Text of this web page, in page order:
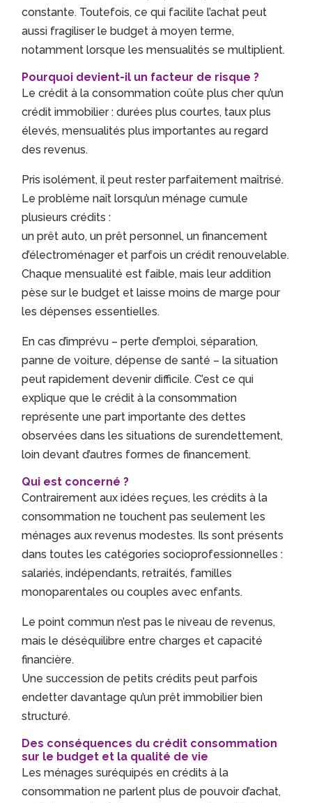
constante. Toutefois, ce qui facilite l’achat peut
aussi fragiliser le budget à moyen terme,
notamment lorsque les mensualités se multiplient.
Pourquoi devient-il un facteur de risque ?
Le crédit à la consommation coûte plus cher qu’un
crédit immobilier : durées plus courtes, taux plus
élevés, mensualités plus importantes au regard
des revenus.
Pris isolément, il peut rester parfaitement maîtrisé.
Le problème naît lorsqu’un ménage cumule
plusieurs crédits :
un prêt auto, un prêt personnel, un financement
d’électroménager et parfois un crédit renouvelable.
Chaque mensualité est faible, mais leur addition
pèse sur le budget et laisse moins de marge pour
les dépenses essentielles.
En cas d’imprévu – perte d’emploi, séparation,
panne de voiture, dépense de santé – la situation
peut rapidement devenir difficile. C’est ce qui
explique que le crédit à la consommation
représente une part importante des dettes
observées dans les situations de surendettement,
loin devant d’autres formes de financement.
Qui est concerné ?
Contrairement aux idées reçues, les crédits à la
consommation ne touchent pas seulement les
ménages aux revenus modestes. Ils sont présents
dans toutes les catégories socioprofessionnelles :
salariés, indépendants, retraités, familles
monoparentales ou couples avec enfants.
Le point commun n’est pas le niveau de revenus,
mais le déséquilibre entre charges et capacité
financière.
Une succession de petits crédits peut parfois
endetter davantage qu’un prêt immobilier bien
structuré.
Des conséquences du crédit consommation
sur le budget et la qualité de vie
Les ménages suréquipés en crédits à la
consommation ne parlent plus de pouvoir d’achat,